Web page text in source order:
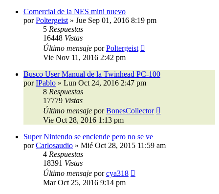
Comercial de la NES mini nuevo
porPoltergeist » Jue Sep 01, 2016 8:19 pm
5 Respuestas
16448 Vistas
Último mensaje porPoltergeist
Vie Nov 11, 2016 2:42 pm
Busco User Manual de la Twinhead PC-100
porIPablo » Lun Oct 24, 2016 2:47 pm
8 Respuestas
17779 Vistas
Último mensaje porBonesCollector
Vie Oct 28, 2016 1:13 pm
Super Nintendo se enciende pero no se ve
porCarlosaudio » Mié Oct 28, 2015 11:59 am
4 Respuestas
18391 Vistas
Último mensaje porcya318
Mar Oct 25, 2016 9:14 pm